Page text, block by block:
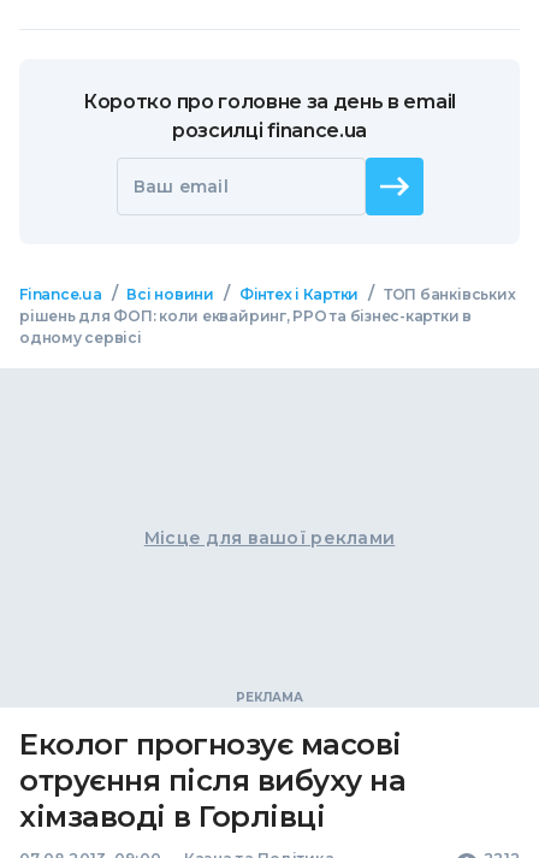
Коротко про головне за день в email
розсилці finance.ua
Ваш email
Finance.ua / Всі новини / Фінтех і Картки / ТОП банківських
рішень для ФОП: коли еквайринг, РРО та бізнес-картки в
одному сервісі
Місце для вашої реклами
Еколог прогнозує масові
отруєння після вибуху на
хімзаводі в Горлівці